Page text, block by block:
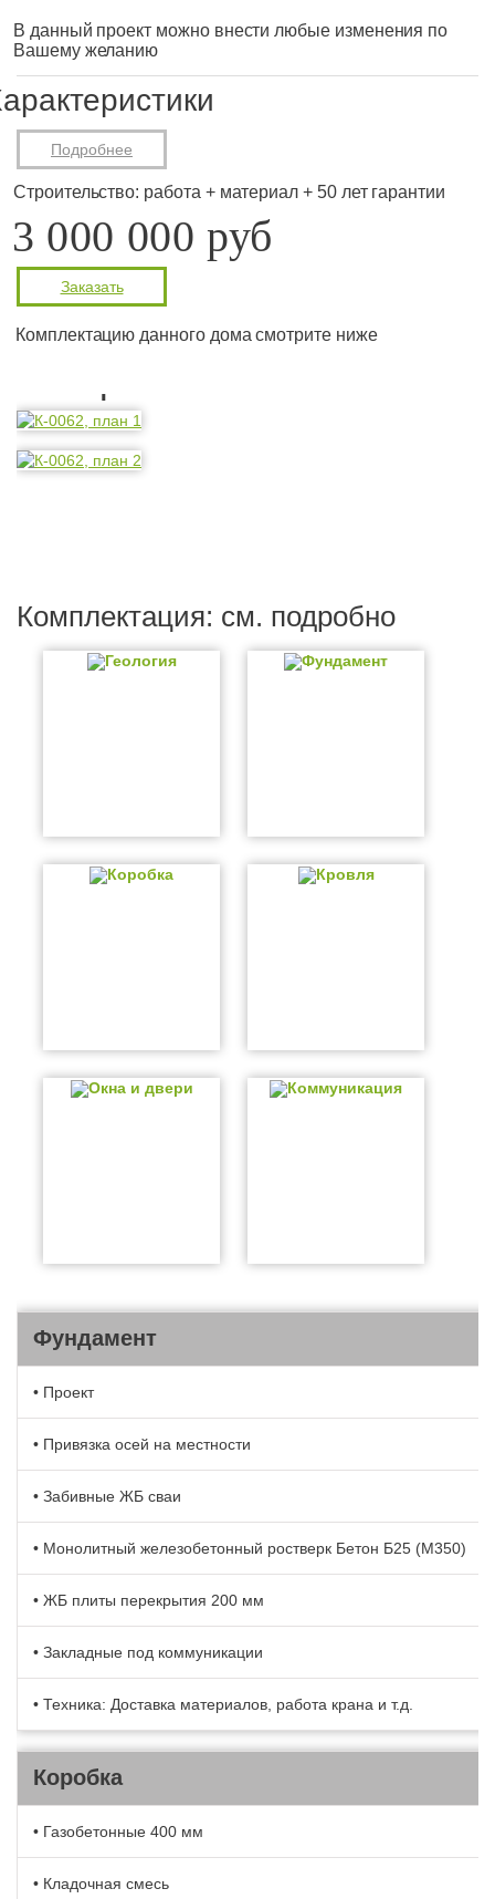
В данный проект можно внести любые изменения по
Вашему желанию
Подробнее
Строительство: работа + материал + 50 лет гарантии
3 000 000 руб
Заказать
Комплектацию данного дома смотрите ниже
Комплектация: см. подробно
Геология Фундамент
Коробка Кровля
Окна и двери Коммуникация
Фундамент
• Проект
• Привязка осей на местности
• Забивные ЖБ сваи
• Монолитный железобетонный ростверк Бетон Б25 (М350)
• ЖБ плиты перекрытия 200 мм
• Закладные под коммуникации
• Техника: Доставка материалов, работа крана и т.д.
Коробка
• Газобетонные 400 мм
• Кладочная смесь